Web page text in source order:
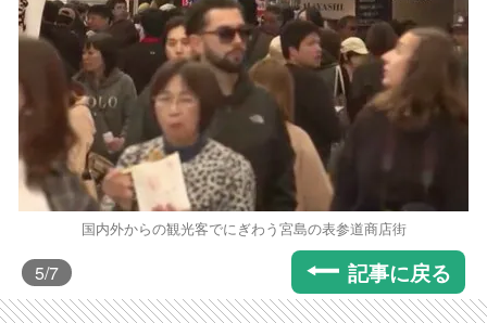
国内外からの観光客でにぎわう宮島の表参道商店街
5/7 記事に戻る